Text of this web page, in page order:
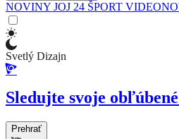
NOVINY JOJ 24 ŠPORT
Svetlý Dizajn
Sledujte svoje
Prehrať